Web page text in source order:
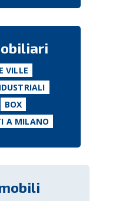
VILLE
BOX
A MILANO